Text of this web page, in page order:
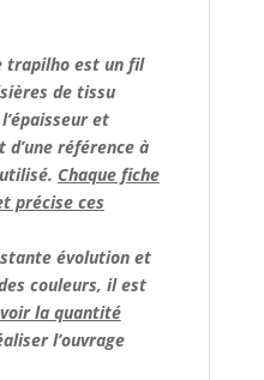
trapilho est un fil
de tissu
et
référence à
Chaque fiche
précise ces
évolution et
couleurs, il est
la quantité
l’ouvrage